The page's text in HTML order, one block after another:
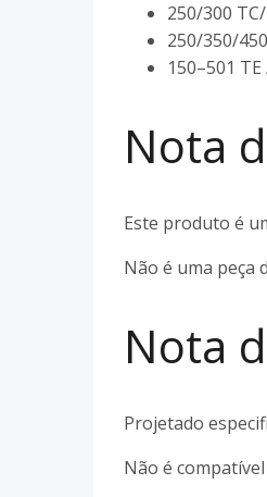
250/300
250/350/
150–501 TE
Nota
Este produto é
Não é uma peça
Nota
Projetado
Não é